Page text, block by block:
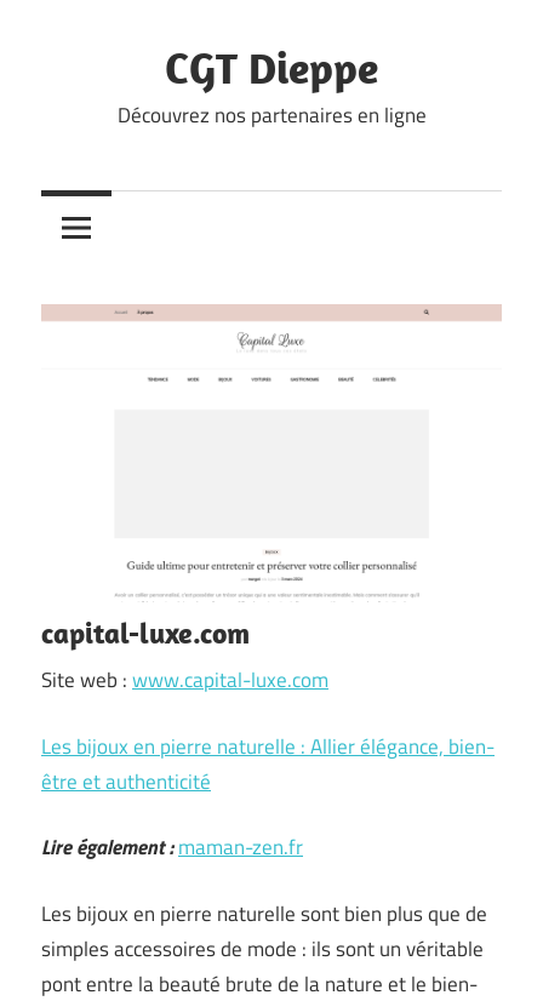
CGT Dieppe
Découvrez nos partenaires en ligne
capital-luxe.com
Site web :www.capital-luxe.com
Les bijoux en pierre naturelle : Allier élégance, bien-
être et authenticité
Lire également :maman-zen.fr
Les bijoux en pierre naturelle sont bien plus que de
simples accessoires de mode : ils sont un véritable
pont entre la beauté brute de la nature et le bien-